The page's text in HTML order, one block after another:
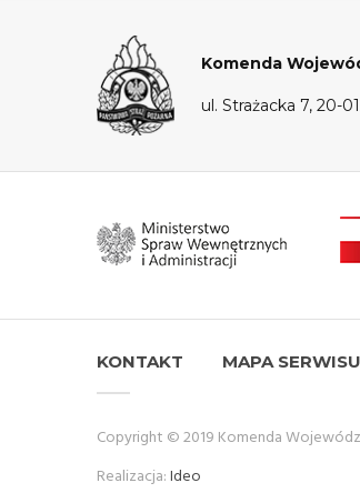
Komenda
ul. Strażacka 7, 20-
KONTAKT MAPA SERWISU
Copyright © 2019 Komenda
Realizacja:Ideo